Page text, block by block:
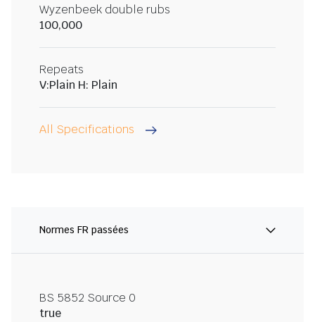
Wyzenbeek double rubs
100,000
Repeats
V:Plain H: Plain
All Specifications
Normes FR passées
BS 5852 Source 0
true